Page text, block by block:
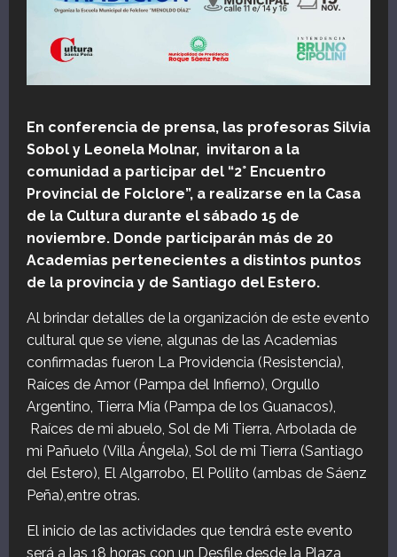
En conferencia de prensa, las profesoras Silvia
Sobol y Leonela Molnar, invitaron a la
comunidad a participar del “2° Encuentro
Provincial de Folclore”, a realizarse en la Casa
de la Cultura durante el sábado 15 de
noviembre. Donde participarán más de 20
Academias pertenecientes a distintos puntos
de la provincia y de Santiago del Estero.
Al brindar detalles de la organización de este evento
cultural que se viene, algunas de las Academias
confirmadas fueron La Providencia (Resistencia),
Raíces de Amor (Pampa del Infierno), Orgullo
Argentino, Tierra Mía (Pampa de los Guanacos),
Raíces de mi abuelo, Sol de Mi Tierra, Arbolada de
mi Pañuelo (Villa Ángela), Sol de mi Tierra (Santiago
del Estero), El Algarrobo, El Pollito (ambas de Sáenz
Peña),entre otras.
El inicio de las actividades que tendrá este evento
será a las 18 horas con un Desfile desde la Plaza